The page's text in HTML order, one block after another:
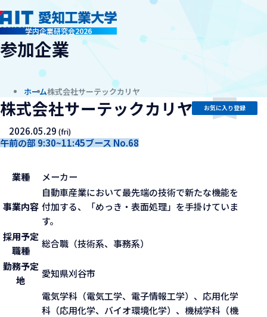
学内企業研究会2026
company
参加企業
ホーム株式会社サーテックカリヤ
株式会社サーテックカリヤ
2026.05.29(fri)
午前の部 9:30~11:45ブース No.68
お気に入り登録
業種 メーカー
事業内容
自動車産業において最先端の技術で新たな機能を
付加する、「めっき・表面処理」を手掛けていま
す。
採用予定
職種
総合職（技術系、事務系）
勤務予定
地
愛知県刈谷市
電気学科（電気工学、電子情報工学）、応用化学
科（応用化学、バイオ環境化学）、機械学科（機